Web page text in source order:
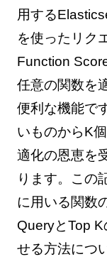
用する
を使ったリク
Function
任意の関数を
便利な機能で
いものからK
適化の恩恵を
ります。この
に用いる関数
QueryとTop
せる方法につ